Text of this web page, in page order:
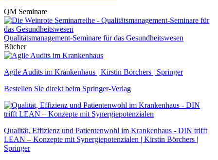
QM Seminare
Qualitätsmanagement-Seminare für das Gesundheitswesen
Bücher
Agile Audits im Krankenhaus | Kirstin Börchers | Springer
Bestellen Sie direkt beim Springer-Verlag
Qualität, Effizienz und Patientenwohl im Krankenhaus - DIN trifft
LEAN – Konzepte mit Synergiepotenzialen | Kirstin Börchers |
Springer